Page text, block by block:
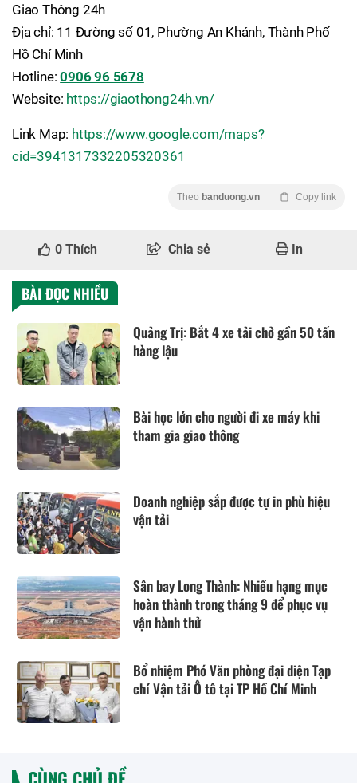
Giao Thông 24h
Địa chỉ: 11 Đường số 01, Phường An Khánh, Thành Phố
Hồ Chí Minh
Hotline:0906 96 5678
Website: https://giaothong24h.vn/
Link Map: https://www.google.com/maps?
cid=3941317332205320361
Theo banduong.vn Copy link
0 Thích Chia sẻ In
BÀI ĐỌC NHIỀU
Quảng Trị: Bắt 4 xe tải chở gần 50 tấn
hàng lậu
Bài học lớn cho người đi xe máy khi
tham gia giao thông
Doanh nghiệp sắp được tự in phù hiệu
vận tải
Sân bay Long Thành: Nhiều hạng mục
hoàn thành trong tháng 9 để phục vụ
vận hành thử
Bổ nhiệm Phó Văn phòng đại diện Tạp
chí Vận tải Ô tô tại TP Hồ Chí Minh